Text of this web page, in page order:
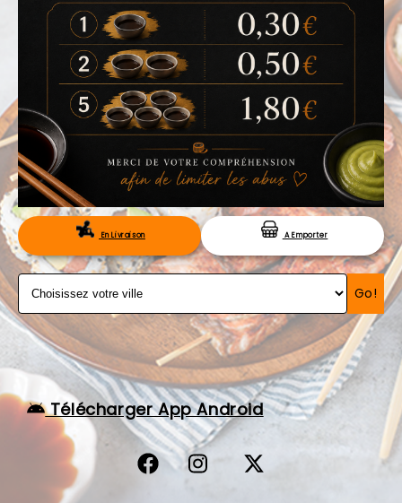
VOTRE COMPTE
NOTRE RESTAURANT
VOS AVIS
MENTIONS LÉGALES
C.G.V
RÉSERVATIONEn Livraison A Emporter
Go!
Télécharger App Android